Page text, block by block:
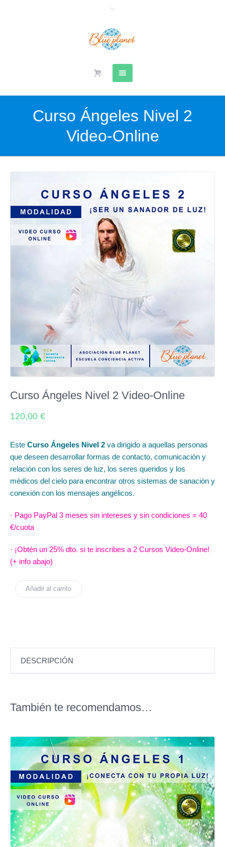
Curso Ángeles Nivel 2
Video-Online
Curso Ángeles Nivel 2 Video-Online
120,00 €
Este Curso Ángeles Nivel 2 va dirigido a aquellas personas
que deseen desarrollar formas de contacto, comunicación y
relación con los seres de luz, los seres queridos y los
médicos del cielo para encontrar otros sistemas de sanación y
conexión con los mensajes angélicos.
· Pago PayPal 3 meses sin intereses y sin condiciones = 40
€/cuota
· ¡Obtén un 25% dto. si te inscribes a 2 Cursos Video-Online!
(+ info abajo)
Añadir al carrito
DESCRIPCIÓN
También te recomendamos…